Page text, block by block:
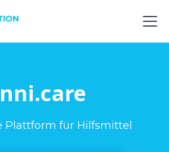
Plattform für Hilfsmittel